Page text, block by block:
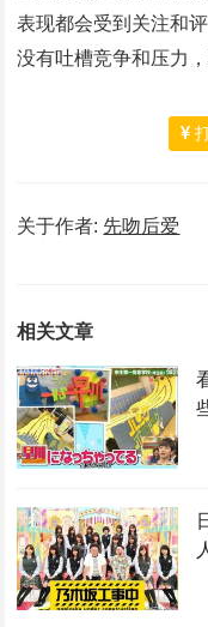
表现都会受到关注和
没有吐槽竞争和压力
关于作者: 先吻后爱
相关文章